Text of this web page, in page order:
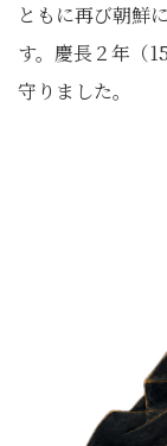
ともに再び朝鮮
す。慶長２年（
守りました。